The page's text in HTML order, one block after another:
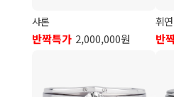
샤론
반짝특가 2,000,000원
휘연
반